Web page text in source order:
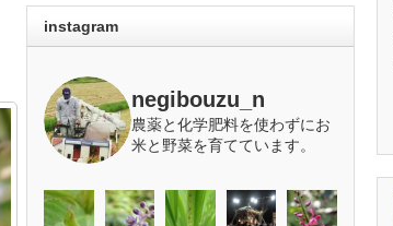
instagram
negibouzu_n
農薬と化学肥料を使わずにお
米と野菜を育てています。